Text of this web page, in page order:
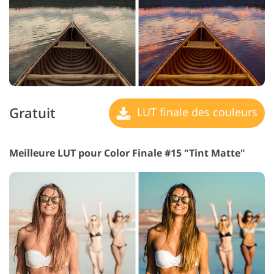
Gratuit LUT finale des couleurs
Meilleure LUT pour Color Finale #15 "Tint Matte"